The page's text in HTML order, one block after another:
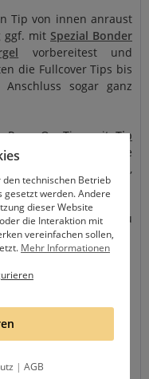
Tip von innen anraust
ggf. mit Spezial Bonder
vorbereitest und
die Fullcover Tips bis
sogar ganz
Press-On Tips mitTip
zu befestigen. Je
Nägel beanspruchst,
einer Woche.
Press-On Tips, schau
an.
technischen Betrieb
werden. Andere
dieser Website
die Interaktion mit
vereinfachen sollen,
Mehr Informationen
| AGB